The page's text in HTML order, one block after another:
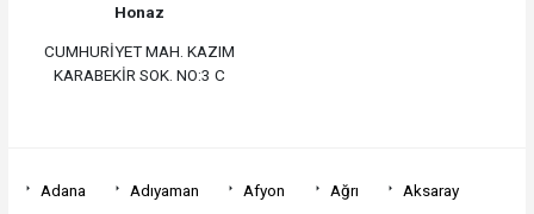
Honaz
CUMHURİYET MAH. KAZIM
KARABEKİR SOK. NO:3 C
Adana Adıyaman Afyon Ağrı
Aksaray